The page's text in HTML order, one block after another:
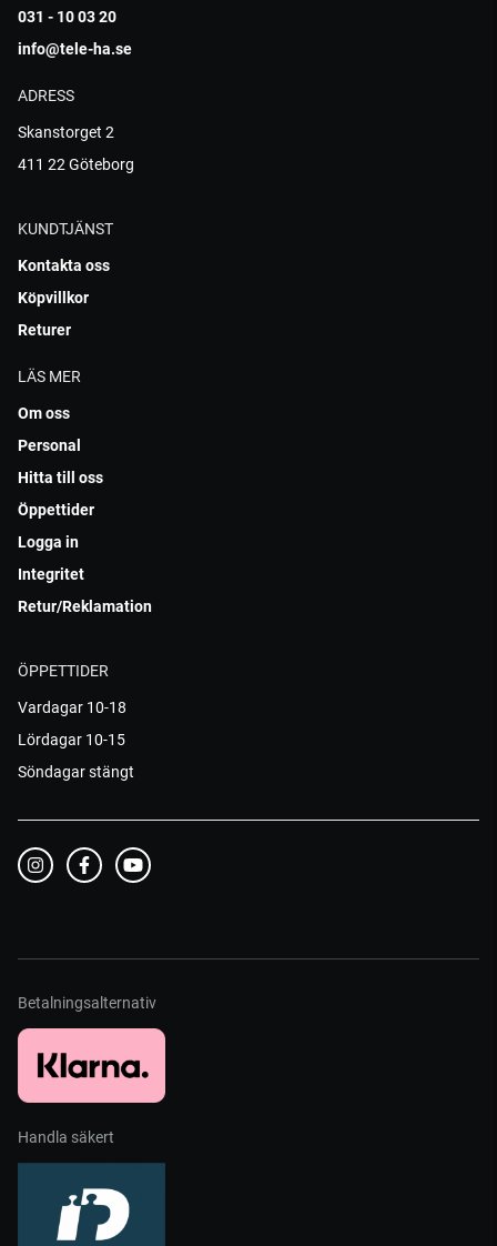
031 - 10 03 20
info@tele-ha.se
ADRESS
Skanstorget 2
411 22 Göteborg
KUNDTJÄNST
Kontakta oss
Köpvillkor
Returer
LÄS MER
Om oss
Personal
Hitta till oss
Öppettider
Logga in
Integritet
Retur/Reklamation
ÖPPETTIDER
Vardagar 10-18
Lördagar 10-15
Söndagar stängt
Betalningsalternativ
Handla säkert